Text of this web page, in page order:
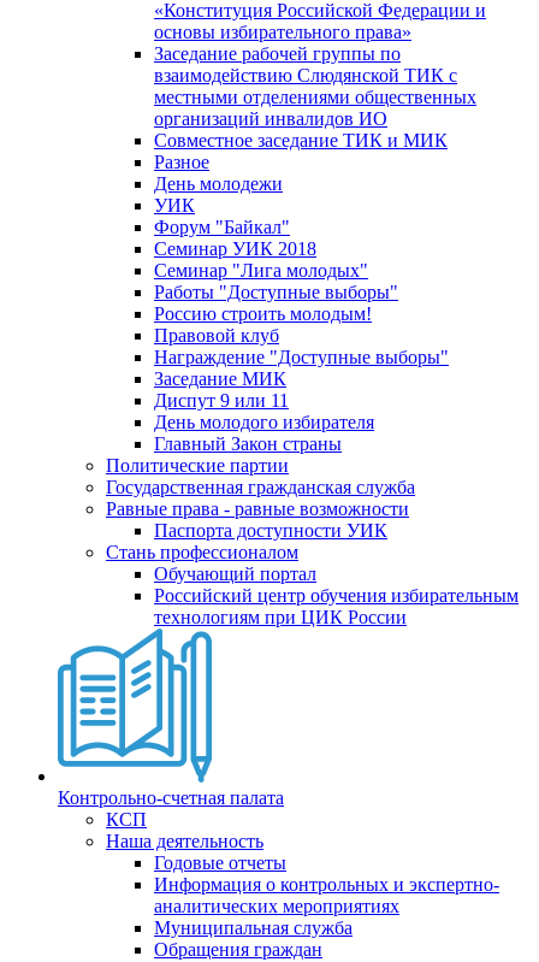
«Конституция Российской Федерации и
основы избирательного права»
Заседание рабочей группы по
взаимодействию Слюдянской ТИК с
местными отделениями общественных
организаций инвалидов ИО
Совместное заседание ТИК и МИК
Разное
День молодежи
УИК
Форум "Байкал"
Семинар УИК 2018
Семинар "Лига молодых"
Работы "Доступные выборы"
Россию строить молодым!
Правовой клуб
Награждение "Доступные выборы"
Заседание МИК
Диспут 9 или 11
День молодого избирателя
Главный Закон страны
Политические партии
Государственная гражданская служба
Равные права - равные возможности
Паспорта доступности УИК
Стань профессионалом
Обучающий портал
Российский центр обучения избирательным
технологиям при ЦИК России
Контрольно-счетная палата
КСП
Наша деятельность
Годовые отчеты
Информация о контрольных и экспертно-
аналитических мероприятиях
Муниципальная служба
Обращения граждан